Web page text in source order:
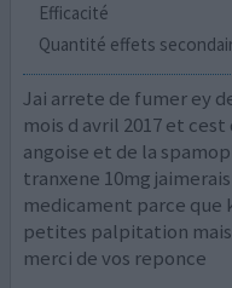
Efficacité
Quantité effets
Jai arrete de fumer ey
mois d avril 2017 et
angoise et de la
tranxene 10mg
medicament parce que
petites palpitation
merci de vos reponce